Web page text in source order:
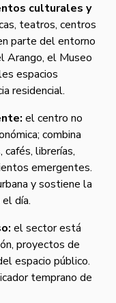
culturales y
teatros, centros
parte del entorno
Arango, el Museo
espacios
residencial.
el centro no
combina
librerías,
emergentes.
y sostiene la
día.
el sector está
proyectos de
espacio público.
temprano de